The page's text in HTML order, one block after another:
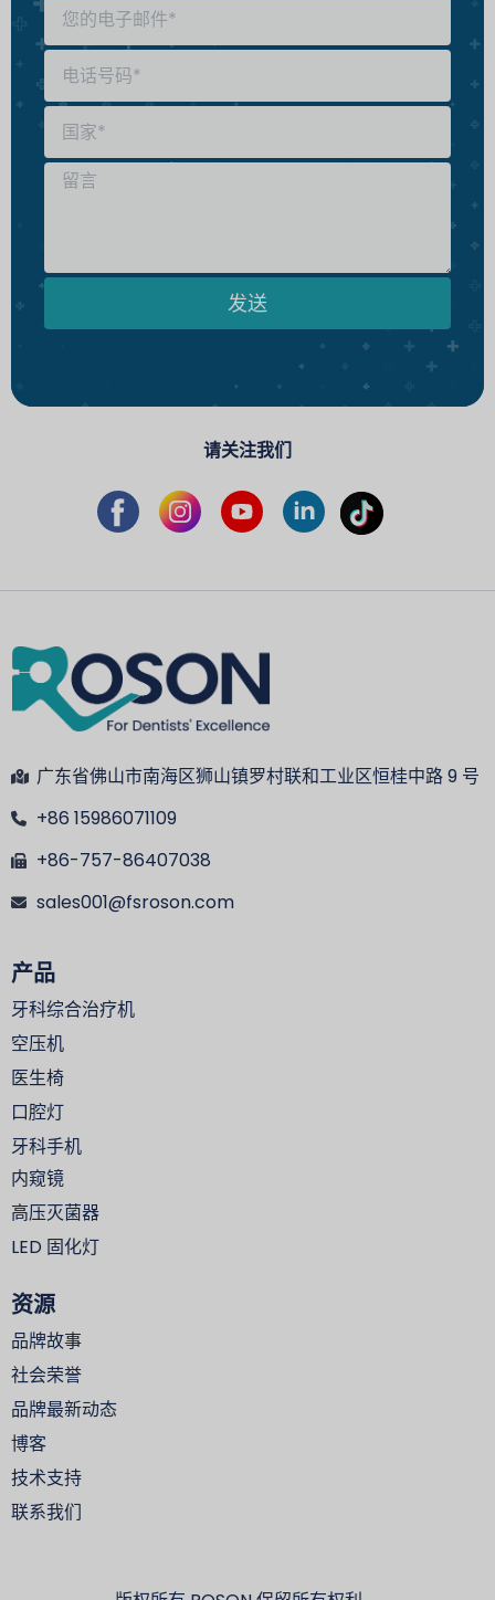
发送
请关注我们
广东省佛山市南海区狮山镇罗村联和工业区恒桂中路 9 号
+86 15986071109
+86-757-86407038
sales001@fsroson.com
产品
牙科综合治疗机
空压机
医生椅
口腔灯
牙科手机
内窥镜
高压灭菌器
LED 固化灯
资源
品牌故事
社会荣誉
品牌最新动态
博客
技术支持
联系我们